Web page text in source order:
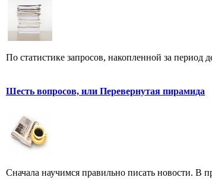
По статистике запросов, накопленной за период
Шесть вопросов, или Перевернутая пирамида
Сначала научимся правильно писать новости. В